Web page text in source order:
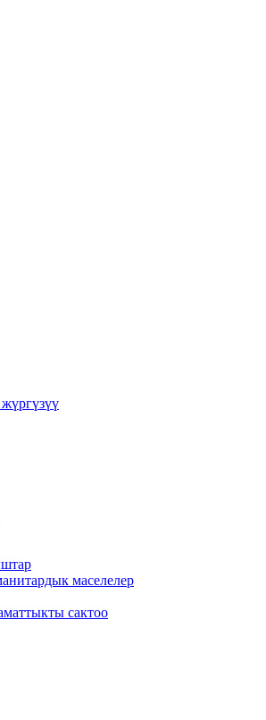
маселелер
сактоо